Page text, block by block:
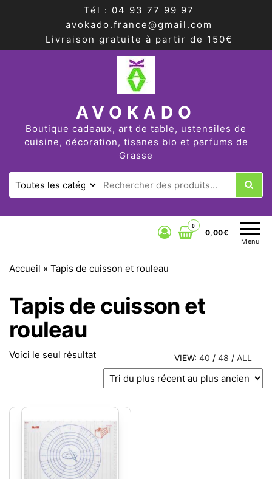
Tél : 04 93 77 99 97
avokado.france@gmail.com
Livraison gratuite à partir de 150€
AVOKADO
Boutique cadeaux, art de table, ustensiles de
cuisine, décoration, tisanes bio et parfums de
Grasse
Menu
0
0,00€
Accueil » Tapis de cuisson et rouleau
Tapis de cuisson et
rouleau
VIEW: 40 / 48 / ALL
Voici le seul résultat